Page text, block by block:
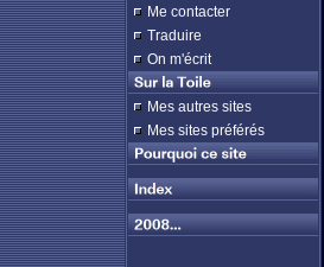
Me contacter
Traduire
On m'écrit
Mes autres sites
Mes sites préférés